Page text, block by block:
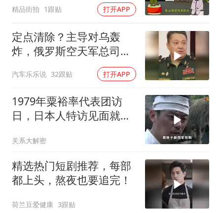
精品街拍 1跟贴 打开APP
定点清除？主导对乌轰
炸，俄罗斯空天军总司令
疑在莫斯科最贵餐厅被炸
身亡！
汽车乐乐说 32跟贴 打开APP
1979年粟裕率代表团访
日，日本人特访见面就喊
关系大解密
精选热门短剧推荐，每部
都上头，熬夜也要追完！
荷兰豆爱健康 3跟贴